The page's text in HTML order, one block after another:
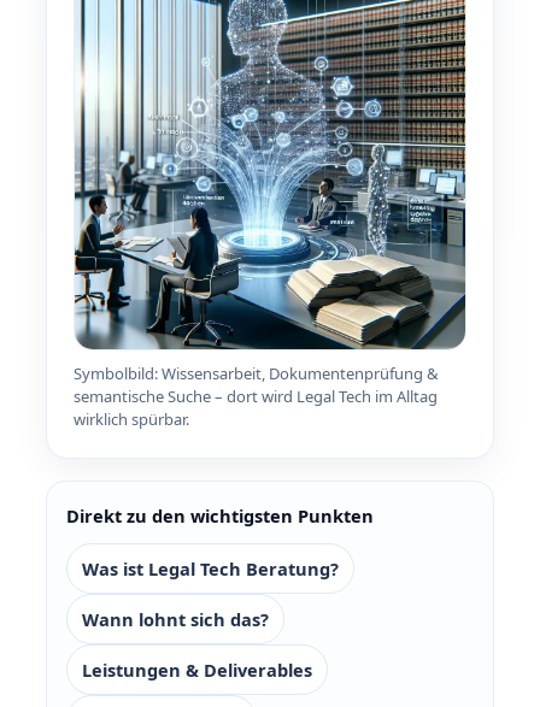
Symbolbild: Wissensarbeit, Dokumentenprüfung &
semantische Suche – dort wird Legal Tech im Alltag
wirklich spürbar.
Direkt zu den wichtigsten Punkten
Was ist Legal Tech Beratung?
Wann lohnt sich das?
Leistungen & Deliverables